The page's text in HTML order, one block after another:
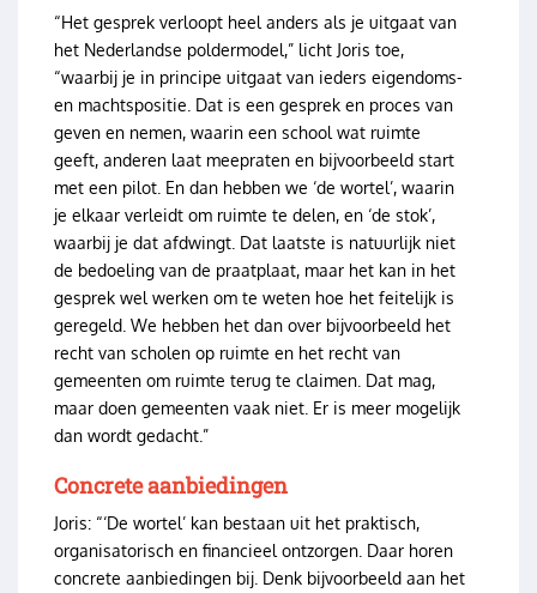
“Het gesprek verloopt heel anders als je uitgaat van
het Nederlandse poldermodel,” licht Joris toe,
“waarbij je in principe uitgaat van ieders eigendoms-
en machtspositie. Dat is een gesprek en proces van
geven en nemen, waarin een school wat ruimte
geeft, anderen laat meepraten en bijvoorbeeld start
met een pilot. En dan hebben we ‘de wortel’, waarin
je elkaar verleidt om ruimte te delen, en ‘de stok’,
waarbij je dat afdwingt. Dat laatste is natuurlijk niet
de bedoeling van de praatplaat, maar het kan in het
gesprek wel werken om te weten hoe het feitelijk is
geregeld. We hebben het dan over bijvoorbeeld het
recht van scholen op ruimte en het recht van
gemeenten om ruimte terug te claimen. Dat mag,
maar doen gemeenten vaak niet. Er is meer mogelijk
dan wordt gedacht.”
Concrete aanbiedingen
Joris: “‘De wortel’ kan bestaan uit het praktisch,
organisatorisch en financieel ontzorgen. Daar horen
concrete aanbiedingen bij. Denk bijvoorbeeld aan het